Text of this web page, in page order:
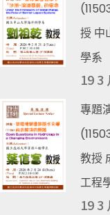
授 中
學系
19 3
專題
教授
工程
19 3